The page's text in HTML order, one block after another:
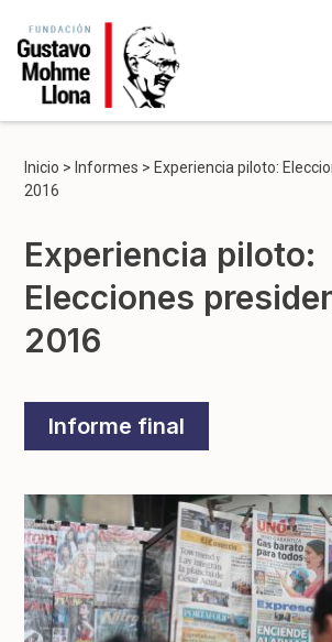
Inicio > Informes > Experiencia piloto:
2016
Experiencia piloto:
Elecciones
2016
Informe final